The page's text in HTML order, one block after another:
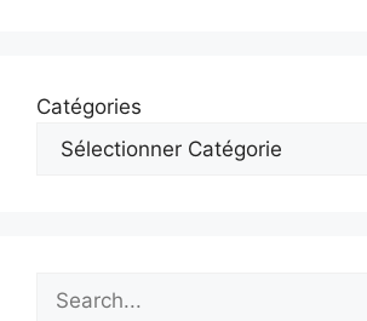
Catégories
Rechercher